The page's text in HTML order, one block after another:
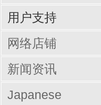
输入周边设备
网线/线缆
电脑配件
手机/平板配件
桌子
椅子
商业办公
用户支持
驱动/说明书下载
Q&A（常见问题）
网络店铺
新闻资讯
Japanese